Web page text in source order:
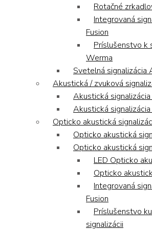
Rotačné
Integrovaná
Fusion
Príslušenstvo k
Werma
Svetelná signalizácia
Akustická / zvuková
Akustická
Akustická
Opticko akustická
Opticko akustická
Opticko akustická
LED Opticko
Opticko
Integrovaná
Fusion
Príslušenstvo
signalizácii